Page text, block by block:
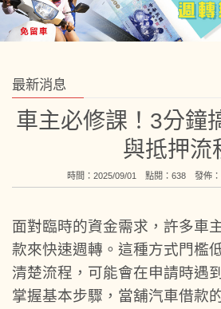
最新消息
車主必修課！3分鐘
與抵押流
時間：2025/09/01 點閱：638 發佈：
面對臨時的資金需求，許多車
款來快速週轉。這種方式門檻
清楚流程，可能會在申請時遇
掌握基本步驟，當舖汽車借款